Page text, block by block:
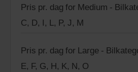
Pris pr. dag for Medium -
C, D, I, L, P, J, M
Pris pr. dag for Large -
E, F, G, H, K, N, O